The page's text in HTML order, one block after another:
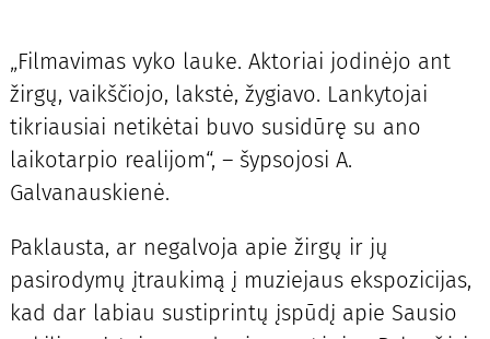
„Filmavimas vyko lauke. Aktoriai jodinėjo ant
žirgų, vaikščiojo, lakstė, žygiavo. Lankytojai
tikriausiai netikėtai buvo susidūrę su ano
laikotarpio realijom“, – šypsojosi A.
Galvanauskienė.
Paklausta, ar negalvoja apie žirgų ir jų
pasirodymų įtraukimą į muziejaus ekspozicijas,
kad dar labiau sustiprintų įspūdį apie Sausio